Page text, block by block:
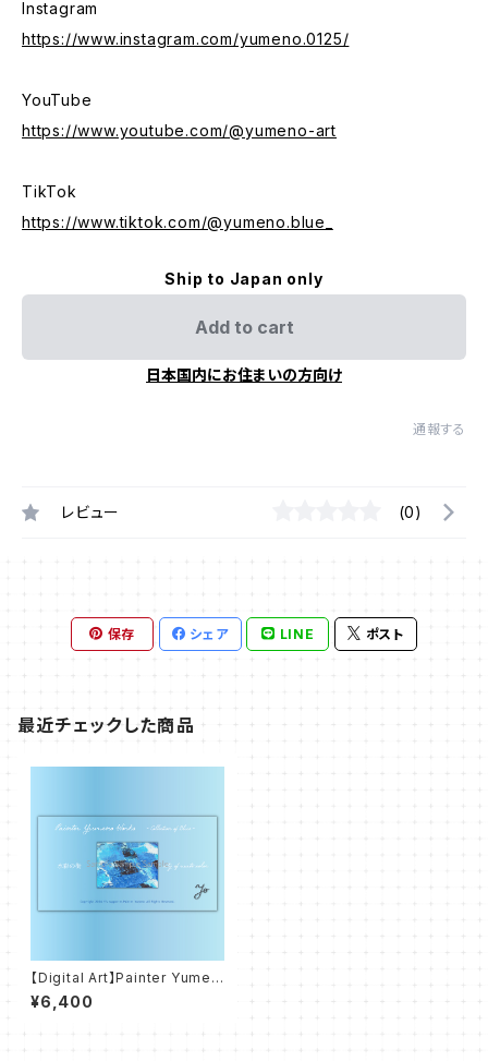
Instagram
https://www.instagram.com/yumeno.0125/
YouTube
https://www.youtube.com/@yumeno-art
TikTok
https://www.tiktok.com/@yumeno.blue_
Ship to Japan only
Add to cart
日本国内にお住まいの方向け
通報する
レビュー (0)
保存 シェア LINE ポスト
最近チェックした商品
【Digital Art】Painter Yumen
o Works - Colletion of Blu
e - 水彩の街 city of waterc
¥6,400